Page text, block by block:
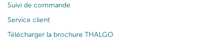
Suivi de commande
Service client
Télécharger la brochure THALGO